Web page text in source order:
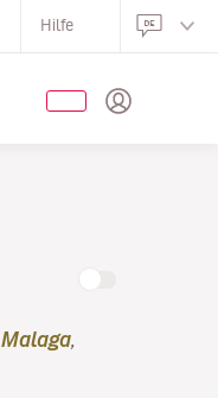
Hilfe
Malaga